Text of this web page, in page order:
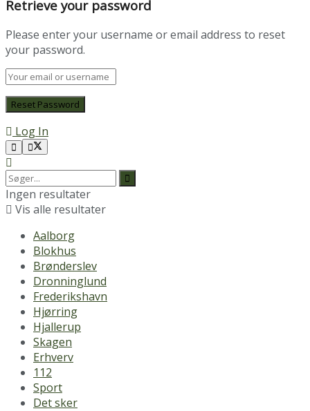
Retrieve your password
Please enter your username or email address to reset
your password.
Log In
Ingen resultater
Vis alle resultater
Aalborg
Blokhus
Brønderslev
Dronninglund
Frederikshavn
Hjørring
Hjallerup
Skagen
Erhverv
112
Sport
Det sker